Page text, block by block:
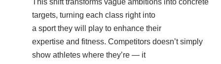
This shift transforms vague ambitions into concrete
targets, turning each class right into
a sport they will play to enhance their
expertise and fitness. Competitors doesn’t simply
show athletes where they’re — it